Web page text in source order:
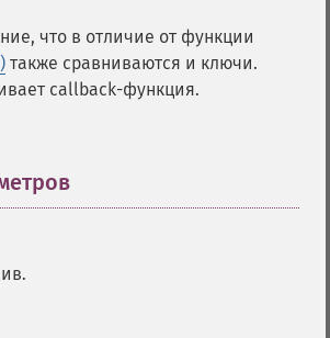
что в отличие от функции
также сравниваются и ключи.
callback-функция.